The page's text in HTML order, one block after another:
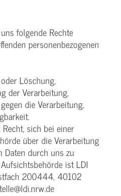
folgende Rechte
personenbezogenen
Löschung,
der Verarbeitung,
die Verarbeitung,
sich bei einer
über die Verarbeitung
Daten durch uns zu
ist LDI
200444, 40102